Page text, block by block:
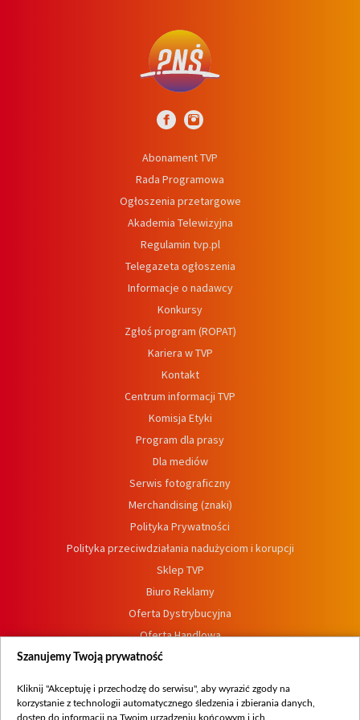
Abonament TVP
Rada Programowa
Ogłoszenia przetargowe
Akademia Telewizyjna
Regulamin tvp.pl
Telegazeta ogłoszenia
Informacje o nadawcy
Konkursy
Zgłoś program (ROPAT)
Kariera w TVP
Kontakt
Centrum informacji TVP
Komisja Etyki
Program dla prasy
Dla mediów
Serwis fotograficzny
Merchandising (znaki)
Polityka Prywatności
Polityka przeciwdziałania nadużyciom i korupcji
Sklep TVP
Biuro Reklamy
Oferta Dystrybucyjna
Oferta Handlowa
Dostępność
Procedura zgłoszeń wewnętrznych
Szanujemy Twoją prywatność
Kliknij "Akceptuję i przechodzę do serwisu", aby wyrazić zgody na
korzystanie z technologii automatycznego śledzenia i zbierania danych,
dostęp do informacji na Twoim urządzeniu końcowym i ich